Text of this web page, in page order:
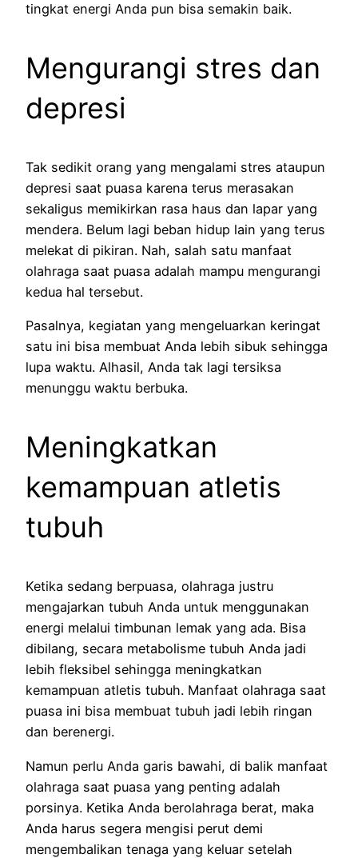
tingkat energi Anda pun bisa semakin baik.
Mengurangi stres dan
depresi
Tak sedikit orang yang mengalami stres ataupun
depresi saat puasa karena terus merasakan
sekaligus memikirkan rasa haus dan lapar yang
mendera. Belum lagi beban hidup lain yang terus
melekat di pikiran. Nah, salah satu manfaat
olahraga saat puasa adalah mampu mengurangi
kedua hal tersebut.
Pasalnya, kegiatan yang mengeluarkan keringat
satu ini bisa membuat Anda lebih sibuk sehingga
lupa waktu. Alhasil, Anda tak lagi tersiksa
menunggu waktu berbuka.
Meningkatkan
kemampuan atletis
tubuh
Ketika sedang berpuasa, olahraga justru
mengajarkan tubuh Anda untuk menggunakan
energi melalui timbunan lemak yang ada. Bisa
dibilang, secara metabolisme tubuh Anda jadi
lebih fleksibel sehingga meningkatkan
kemampuan atletis tubuh. Manfaat olahraga saat
puasa ini bisa membuat tubuh jadi lebih ringan
dan berenergi.
Namun perlu Anda garis bawahi, di balik manfaat
olahraga saat puasa yang penting adalah
porsinya. Ketika Anda berolahraga berat, maka
Anda harus segera mengisi perut demi
mengembalikan tenaga yang keluar setelah